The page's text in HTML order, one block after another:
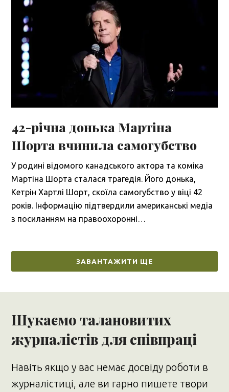
42-річна донька Мартіна
Шорта вчинила самогубство
У родині відомого канадського актора та коміка
Мартіна Шорта сталася трагедія. Його донька,
Кетрін Хартлі Шорт, скоїла самогубство у віці 42
років. Інформацію підтвердили американські медіа
з посиланням на правоохоронні…
ЗАВАНТАЖИТИ ЩЕ
Шукаємо талановитих
журналістів для співпраці
Навіть якщо у вас немає досвіду роботи в
журналістиці, але ви гарно пишете твори